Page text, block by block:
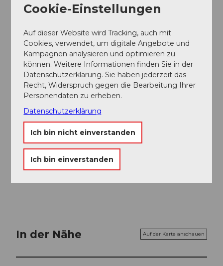
Kinderspielplatz (im Freien)
Rollstuhlgerecht
Rollstuhlgerechte Toiletten
Erreichbarkeit / Lage
Mit ÖV erreichbar
Am See
Anreise und Parken
Der Weggiser Ortsbus und der Lidobus halten direkt
In der Nähe Auf der Karte anschauen
Cookie-Einstellungen
Auf dieser Website wird Tracking, auch mit
Cookies, verwendet, um digitale Angebote und
Kampagnen analysieren und optimieren zu
können. Weitere Informationen finden Sie in der
Datenschutzerklärung. Sie haben jederzeit das
Recht, Widerspruch gegen die Bearbeitung Ihrer
Personendaten zu erheben.
Datenschutzerklärung
Ich bin nicht einverstanden
Ich bin einverstanden